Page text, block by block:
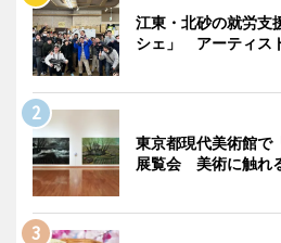
江東・北砂の就労支
シェ」 アーティス
東京都現代美術館で
展覧会 美術に触れ